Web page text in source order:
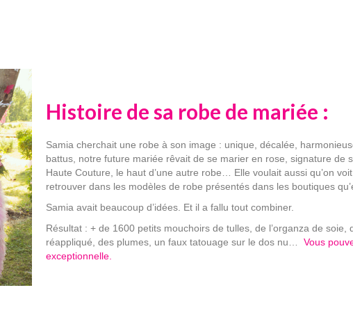
Histoire de sa robe de mariée :
Samia cherchait une robe à son image : unique, décalée,
battus, notre future mariée rêvait de se marier en rose, signature de
Haute Couture, le haut d’une autre robe… Elle voulait aussi qu’on
retrouver dans les modèles de robe présentés dans les boutiques
Samia avait beaucoup d’idées. Et il a fallu tout combiner.
Résultat : + de 1600 petits mouchoirs de tulles, de l’organza de
réappliqué, des plumes, un faux tatouage sur le dos nu… Vous
exceptionnelle.